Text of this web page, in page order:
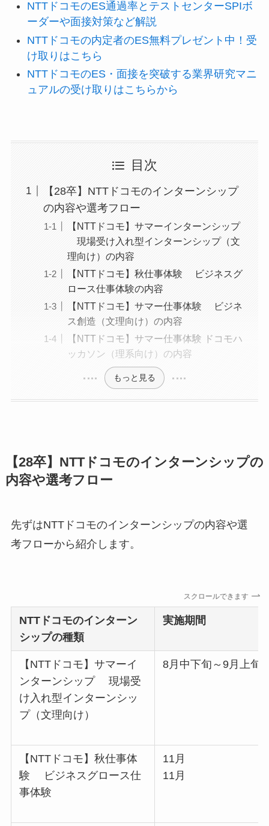
NTTドコモのES通過率とテストセンターSPIボ
ーダーや面接対策など解説
NTTドコモの内定者のES無料プレゼント中！受
け取りはこちら
NTTドコモのES・面接を突破する業界研究マニ
ュアルの受け取りはこちらから
目次
【28卒】NTTドコモのインターンシップ
の内容や選考フロー
【NTTドコモ】サマーインターンシップ
現場受け入れ型インターンシップ（文
理向け）の内容
【NTTドコモ】秋仕事体験 ビジネスグ
ロース仕事体験の内容
【NTTドコモ】サマー仕事体験 ビジネ
ス創造（文理向け）の内容
【NTTドコモ】サマー仕事体験 ドコモハ
ッカソン（理系向け）の内容
もっと見る
【28卒】NTTドコモのインターンシップの
内容や選考フロー
先ずはNTTドコモのインターンシップの内容や選
考フローから紹介します。
スクロールできます
NTTドコモのインターン
シップの種類
実施期間
【NTTドコモ】サマーイ
ンターンシップ 現場受
け入れ型インターンシッ
プ（文理向け）
8月中下旬～9月上旬
【NTTドコモ】秋仕事体
験 ビジネスグロース仕
事体験
11月
11月